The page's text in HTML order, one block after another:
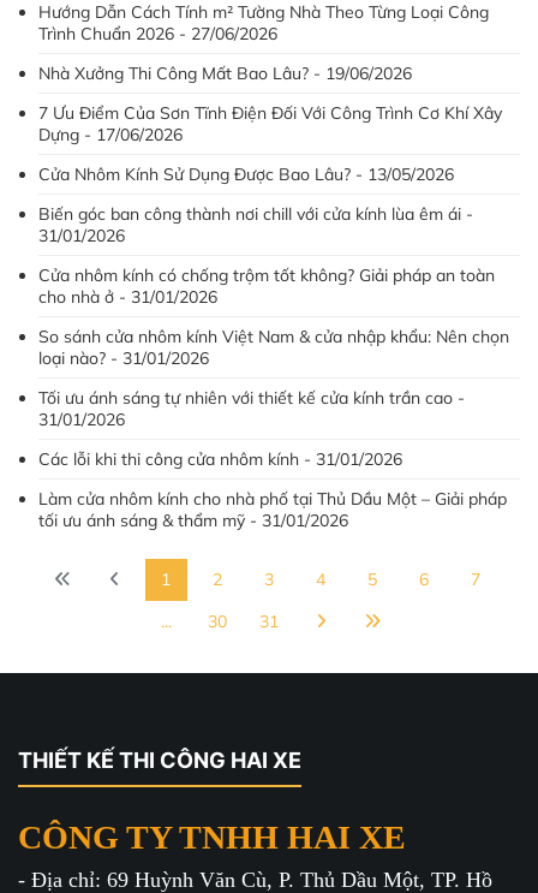
Hướng Dẫn Cách Tính m² Tường Nhà Theo Từng Loại Công
Trình Chuẩn 2026 - 27/06/2026
Nhà Xưởng Thi Công Mất Bao Lâu? - 19/06/2026
7 Ưu Điểm Của Sơn Tĩnh Điện Đối Với Công Trình Cơ Khí Xây
Dựng - 17/06/2026
Cửa Nhôm Kính Sử Dụng Được Bao Lâu? - 13/05/2026
Biến góc ban công thành nơi chill với cửa kính lùa êm ái -
31/01/2026
Cửa nhôm kính có chống trộm tốt không? Giải pháp an toàn
cho nhà ở - 31/01/2026
So sánh cửa nhôm kính Việt Nam & cửa nhập khẩu: Nên chọn
loại nào? - 31/01/2026
Tối ưu ánh sáng tự nhiên với thiết kế cửa kính trần cao -
31/01/2026
Các lỗi khi thi công cửa nhôm kính - 31/01/2026
Làm cửa nhôm kính cho nhà phố tại Thủ Dầu Một – Giải pháp
tối ưu ánh sáng & thẩm mỹ - 31/01/2026
1 2 3 4 5 6
7
...
30 31
THIẾT KẾ THI CÔNG HAI XE
CÔNG TY TNHH HAI XE
- Địa chỉ: 69 Huỳnh Văn Cù, P. Thủ Dầu Một, TP. Hồ